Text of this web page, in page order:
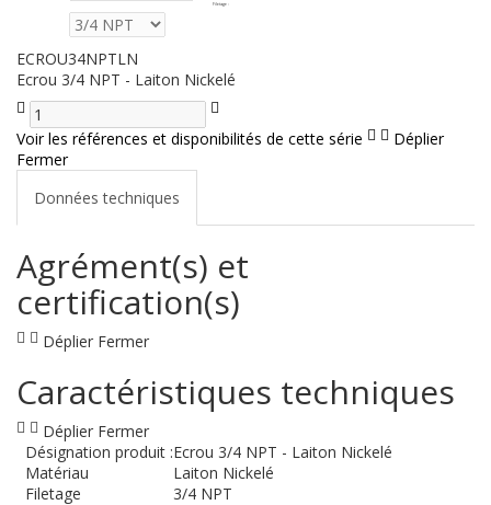
Filetage :
ECROU34NPTLN
Ecrou 3/4 NPT - Laiton Nickelé
Voir les références et disponibilités de cette série
Déplier
Fermer
Données techniques
Agrément(s) et
certification(s)
Déplier Fermer
Caractéristiques techniques
Déplier Fermer
Désignation produit :Ecrou 3/4 NPT - Laiton Nickelé
Matériau
Laiton Nickelé
Filetage
3/4 NPT